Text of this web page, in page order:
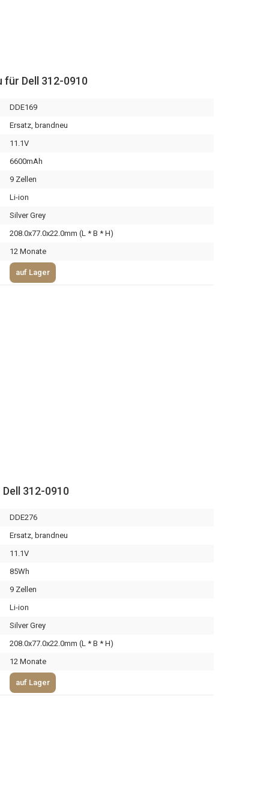
für Dell 312-0910
DDE169
Ersatz, brandneu
11.1V
6600mAh
9 Zellen
Li-ion
Silver Grey
208.0x77.0x22.0mm (L * B * H)
12 Monate
auf Lager
312-0910
DDE276
Ersatz, brandneu
11.1V
85Wh
9 Zellen
Li-ion
Silver Grey
208.0x77.0x22.0mm (L * B * H)
12 Monate
auf Lager